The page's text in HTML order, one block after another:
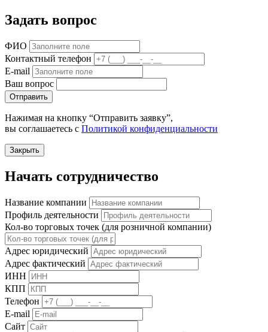
Задать вопрос
ФИО
Контактный телефон
E-mail
Ваш вопрос
Отправить
Нажимая на кнопку “Отправить заявку”,
вы соглашаетесь с Политикой конфиденциальности
Закрыть
Начать сотрудничество
Название компании
Профиль деятельности
Кол-во торговых точек (для розничной компании)
Адрес юридический
Адрес фактический
ИНН
КПП
Телефон
E-mail
Сайт